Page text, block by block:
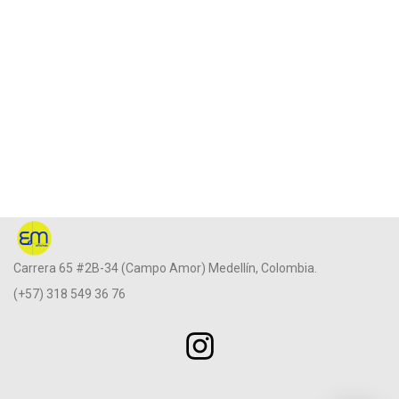
Carrera 65 #2B-34 (Campo Amor) Medellín, Colombia.
(+57) 318 549 36 76